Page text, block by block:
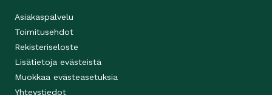
Asiakaspalvelu
Toimitusehdot
Rekisteriseloste
Lisätietoja evästeistä
Muokkaa evästeasetuksia
Yhteystiedot